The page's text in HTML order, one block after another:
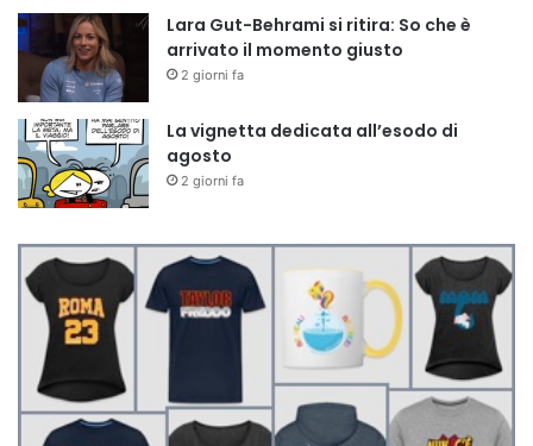
Lara Gut-Behrami si ritira: So che è
arrivato il momento giusto
2 giorni fa
La vignetta dedicata all’esodo di
agosto
2 giorni fa